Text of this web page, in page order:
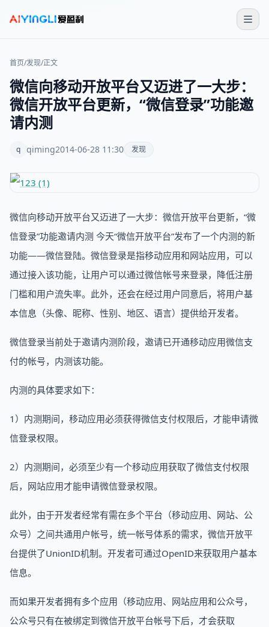
首页/发现/正文
微信向移动开放平台又迈进了一大步：
微信开放平台更新，“微信登录”功能邀
请内测
q qiming2014-06-28 11:30 发现
微信向移动开放平台又迈进了一大步：微信开放平台更新，“微
信登录”功能邀请内测 今天“微信开放平台”发布了一个内测的新
功能——微信登陆。微信登录是指移动应用和网站应用，可以
通过接入该功能，让用户可以通过微信帐号来登录，降低注册
门槛和用户流失率。此外，还会在经过用户同意后，将用户基
本信息（头像、昵称、性别、地区、语言）提供给开发者。
微信登录当前处于邀请内测阶段，邀请已开通移动应用微信支
付的帐号，内测该功能。
内测的具体要求如下：
1）内测期间，移动应用必须获得微信支付权限后，才能申请微
信登录权限。
2）内测期间，必须至少有一个移动应用获取了微信支付权限
后，网站应用才能申请微信登录权限。
此外，由于开发者经常有需在多个平台（移动应用、网站、公
众号）之间共通用户帐号，统一帐号体系的需求，微信开放平
台提供了UnionID机制。开发者可通过OpenID来获取用户基本
信息。
而如果开发者拥有多个应用（移动应用、网站应用和公众号，
公众号只有在被绑定到微信开放平台帐号下后，才会获取